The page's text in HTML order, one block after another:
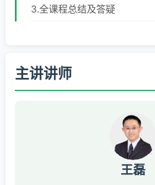
3.全课程总结及答疑
主讲讲师
王磊